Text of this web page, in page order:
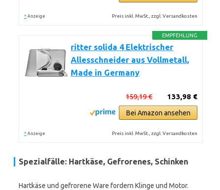
* Anzeige Preis inkl. MwSt., zzgl. Versandkosten
EMPFEHLUNG
ritter solida 4 Elektrischer
Allesschneider aus Vollmetall,
Made in Germany
133,98 €
159,19 €
Bei Amazon ansehen
* Anzeige Preis inkl. MwSt., zzgl. Versandkosten
Spezialfälle: Hartkäse, Gefrorenes, Schinken
Hartkäse und gefrorene Ware fordern Klinge und Motor.